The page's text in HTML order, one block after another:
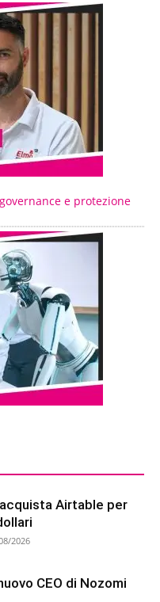
e protezione
Airtable per
2026
CEO di Nozomi